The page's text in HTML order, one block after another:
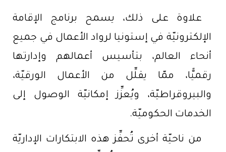
علاوة على ذلك، يسمح برنامج الإقامة
الإلكترونيّة في إستونيا لرواد الأعمال في جميع
أنحاء العالم، بتأسيس أعمالهم وإدارتها
رقميًّا، ممّا يقلِّل من الأعمال الورقيّة،
والبيروقراطيّة، ويُعزِّز إمكانيّة الوصول إلى
الخدمات الحكوميّة.
من ناحيّة أخرى تُحفِّز هذه الابتكارات الإداريّة